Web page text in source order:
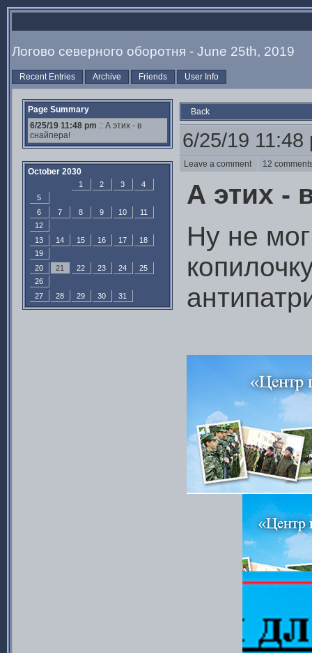
Логово северного оборотня - June 25th, 2019
Recent Entries Archive Friends User Info
Page Summary
6/25/19 11:48 pm :: А этих - в
снайпера!
October 2030
1 2 3
4
5
6
7 8 9 10
11
12
13
14 15 16 17
18
19
20
21 22 23 24
25
26
27
28 29 30 31
Back
6/25/19 11:48
Leave a comment 12
А этих -
Ну не